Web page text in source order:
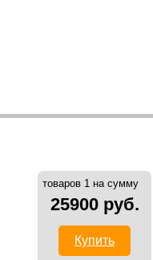
товаров 1 на сумму
25900 руб.
Купить